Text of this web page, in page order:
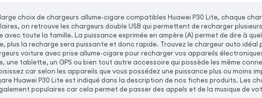
choix de chargeurs allume-cigare compatibles Huawei P30 Lite, chaque
on retrouve les chargeurs double USB qui permettent de recharger
toute la famille. La puissance exprimée en ampère (A) permet de dire à
plus la recharge sera puissante et donc rapide. Trouvez le chargeur auto idéal
voiture avec prise allume-cigare pour recharger vos appareils
une tablette, un GPS ou bien tout autre accessoire qui possède les même
car selon les appareils que vous possédez une puissance plus ou moins
Huawei P30 Lite est indiqué dans la description de nos fiches produits. Les
populaires car cela permet de passer des appels et de la musique de